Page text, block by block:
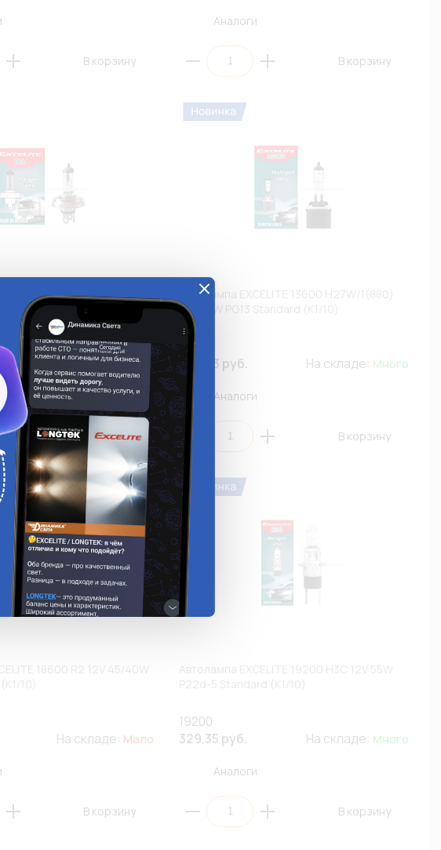
В корзину
Аналоги
В корзину
13514 H4 24V 75/70W
10)
На складе:Много
В корзину
Автолампа EXCELITE 13600 H27W/1(880)
12V 27W PG13 Standard (К1/10)
13600
409.33 руб.
На складе: Много
Аналоги
В корзину
18600 R2 12V 45/40W
10)
На складе: Мало
В корзину
Автолампа EXCELITE 19200 H3C 12V 55W
19200
329.35 руб.
На складе: Много
Аналоги
В корзину